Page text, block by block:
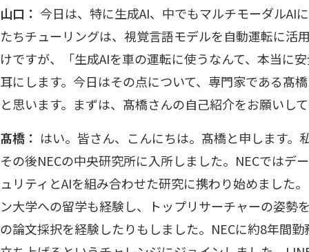
山口： 今日は、特に生成AI、中でもマルチモーダルAI
たちチューリングは、視覚言語モデルを自動運転に活
けですが、「生成AIを車の運転に使うなんて、本当に
耳にします。今日はその点について、専門家である髙
と思います。まずは、髙橋さんの自己紹介をお願いし
髙橋： はい。皆さん、こんにちは。髙橋と申します。
その後NECの中央研究所に入所しました。NECではデ
ュリティとAIを組み合わせた研究に携わり始めました
ン大学への留学も経験し、トップリサーチャーの姿勢
の論文採択を経験したりもしました。NECに約8年間